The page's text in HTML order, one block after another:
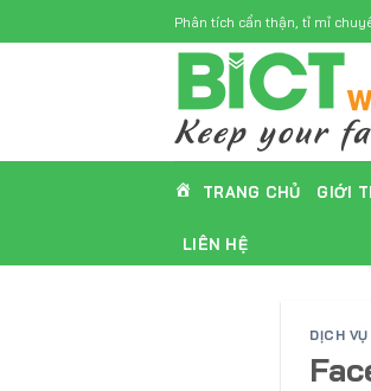
to
Phân tích cẩn thận, tỉ mỉ
TRANG CHỦ GIỚI
LIÊN HỆ
DỊCH